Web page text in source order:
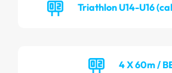
Triathlon U14-U16
4 X 60m /